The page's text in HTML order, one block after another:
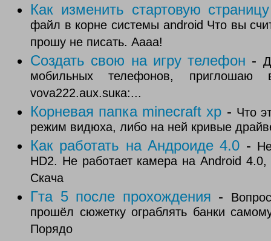
Как изменить стартовую
файл в корне системы android Что вы
прошу не писать. Аааа!
Создать свою на игру телефон -
мобильных телефонов,
vova222.aux.suка:...
Корневая папка minecraft xp - Что
режим видюха, либо на ней кривые
Как работать на Андроиде 4.0 -
HD2. Не работает камера на Android
Скача
Гта 5 после прохождения -
прошёл сюжетку ограблять банки
Порядо